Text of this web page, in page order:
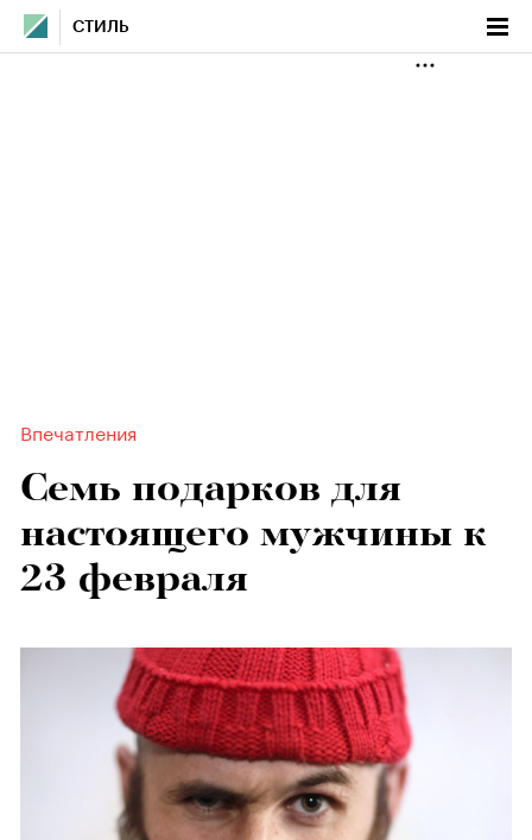
СТИЛЬ
Впечатления
Семь подарков для
настоящего мужчины к
23 февраля